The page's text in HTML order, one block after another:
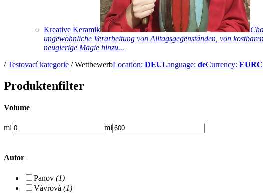
Kreative Keramik
ungewöhnliche Verarbeitung von Alltagsgegenständen, von
neugierige Magie hinzu...
/Testovací kategorie /WettbewerbLocation: DEULanguage: deCurrency: EUR
Produktenfilter
Volume
ml ml
Autor
Panov (1)
Vávrová (1)